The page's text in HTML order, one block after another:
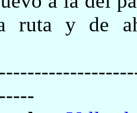
la ruta y de